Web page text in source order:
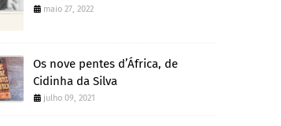
maio 27, 2022
Os nove pentes d’África, de
Cidinha da Silva
julho 09, 2021